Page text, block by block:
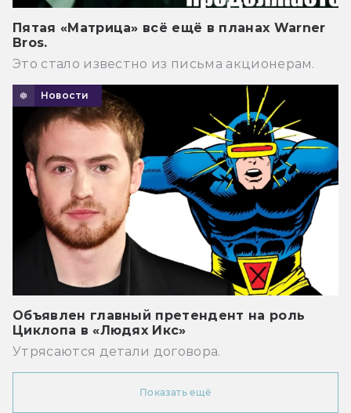
Пятая «Матрица» всё ещё в планах Warner
Bros.
Это стало известно из письма акционерам.
Новости
Объявлен главный претендент на роль
Циклопа в «Людях Икс»
Утрясаются детали договора.
Показать ещё